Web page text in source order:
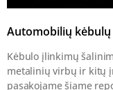
Automobilių
Kėbulo įlinkimų
metalinių virbų ir kitų
pasakojame šiame